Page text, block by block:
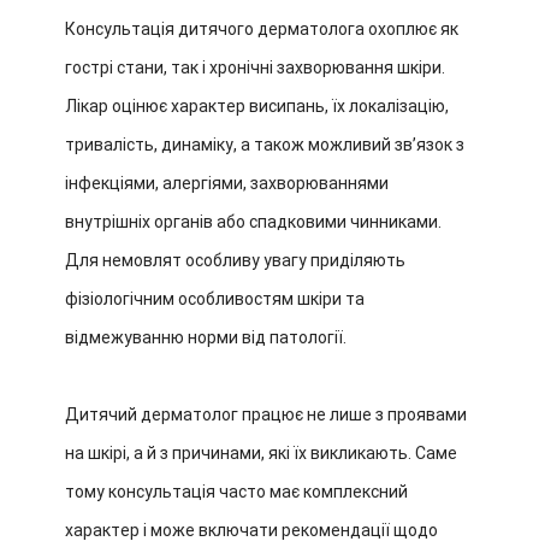
Консультація дитячого дерматолога охоплює як
гострі стани, так і хронічні захворювання шкіри.
Лікар оцінює характер висипань, їх локалізацію,
тривалість, динаміку, а також можливий звʼязок з
інфекціями, алергіями, захворюваннями
внутрішніх органів або спадковими чинниками.
Для немовлят особливу увагу приділяють
фізіологічним особливостям шкіри та
відмежуванню норми від патології.
Дитячий дерматолог працює не лише з проявами
на шкірі, а й з причинами, які їх викликають. Саме
тому консультація часто має комплексний
характер і може включати рекомендації щодо